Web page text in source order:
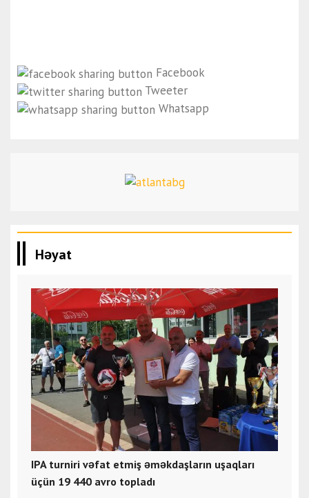
Facebook
Tweeter
Whatsapp
Həyat
IPA turniri vəfat etmiş əməkdaşların uşaqları
üçün 19 440 avro topladı